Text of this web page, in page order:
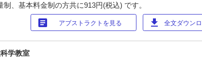
、基本料金制の方共に913円(税込) です。
article アブストラクトを見る download 全文ダウン
学教室